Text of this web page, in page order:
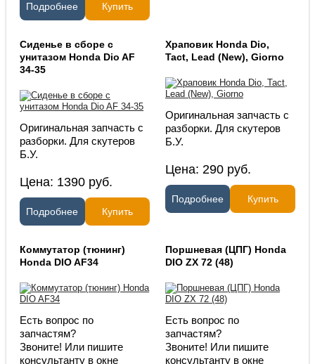
Подробнее Купить
Сиденье в сборе с
унитазом Honda Dio AF
34-35
Оригинальная запчасть с
разборки. Для скутеров
Б.У.
Цена: 1390 руб.
Подробнее Купить
Храповик Honda Dio,
Tact, Lead (New), Giorno
Оригинальная запчасть с
разборки. Для скутеров
Б.У.
Цена: 290 руб.
Подробнее Купить
Коммутатор (тюнинг)
Honda DIO AF34
Есть вопрос по
запчастям?
Звоните! Или пишите
консультанту в окне
Поршневая (ЦПГ) Honda
DIO ZX 72 (48)
Есть вопрос по
запчастям?
Звоните! Или пишите
консультанту в окне